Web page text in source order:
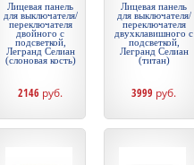
Лицевая панель
для выключателя/
переключателя
двойного с
подсветкой,
Легранд Селиан
(слоновая кость)
2146 руб.
Лицевая панель
для выключателя/
переключателя
двухклавишного с
подсветкой,
Легранд Селиан
(титан)
3999 руб.